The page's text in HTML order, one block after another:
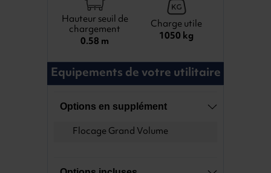
Hauteur seuil de
chargement
0.58 m
Charge utile
1050 kg
Equipements de votre utilitaire
Options en supplément
Flocage Grand Volume